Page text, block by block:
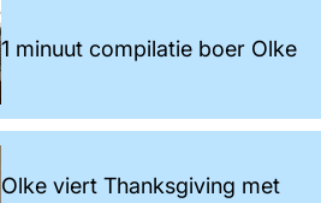
1 minuut compilatie boer Olke
Olke viert Thanksgiving met